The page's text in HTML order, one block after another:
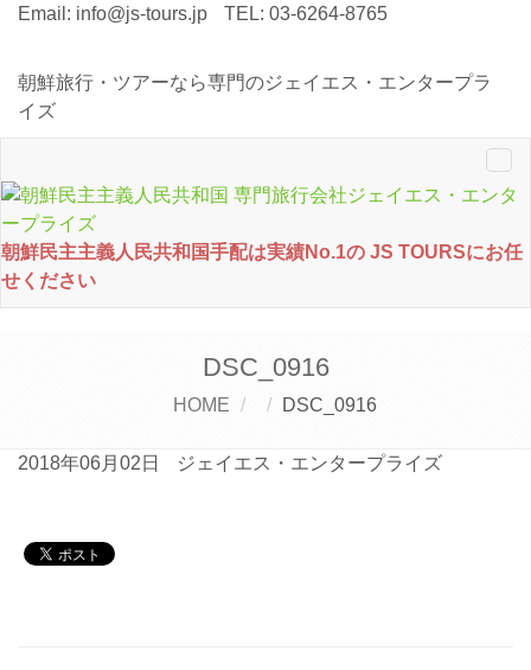
Email: info@js-tours.jp TEL: 03-6264-8765
朝鮮旅行・ツアーなら専門のジェイエス・エンタープラ
イズ
朝鮮民主主義人民共和国手配は実績No.1の JS TOURSにお任
せください
DSC_0916
HOME DSC_0916
2018年06月02日 ジェイエス・エンタープライズ